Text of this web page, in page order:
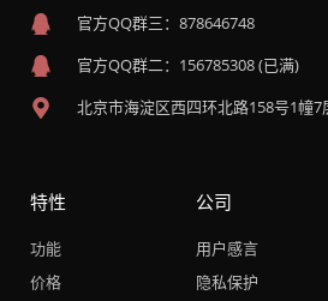
官方QQ群三：878646748
官方QQ群二：156785308 (已满)
北京市海淀区西四环北路158号1幢7
特性
功能
价格
公司
用户感言
隐私保护